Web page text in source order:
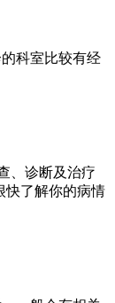
科室比较有经
、诊断及治疗
快了解你的病情